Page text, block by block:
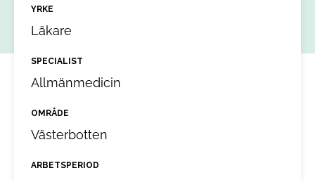
YRKE
Läkare
SPECIALIST
Allmänmedicin
OMRÅDE
Västerbotten
ARBETSPERIOD